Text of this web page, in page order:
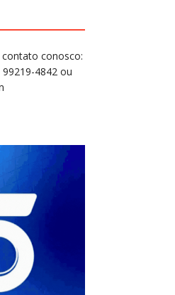
contato conosco:
4842 ou